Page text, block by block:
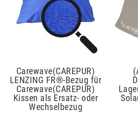
Carewave(CAREPUR)
LENZING FR®-Bezug für
Carewave(CAREPUR)
Kissen als Ersatz- oder
Wechselbezug